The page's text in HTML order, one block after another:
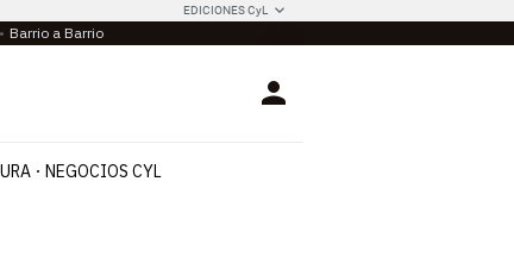
EDICIONES CyL
Barrio a Barrio
Login
NEGOCIOS CYL